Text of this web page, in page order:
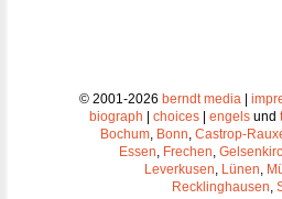
© 2001-2026 berndt media |
biograph | choices | engels und
Bochum Bonn Castrop-
Essen Frechen
Leverkusen Lünen
Recklinghausen